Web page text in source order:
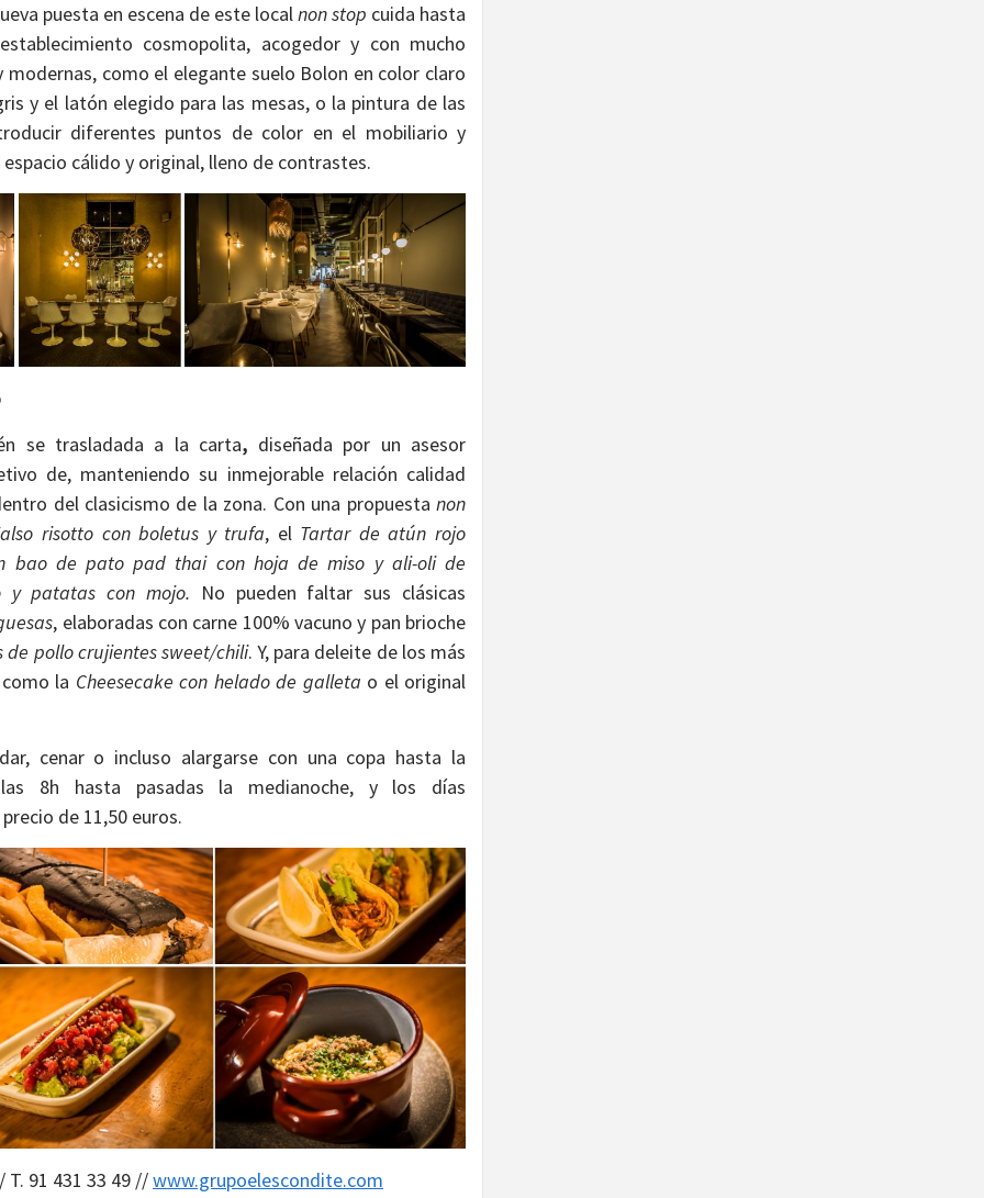
puesta en escena de este localnon stop cuida hasta
cosmopolita, acogedor y con mucho
como el elegante suelo Bolon en color claro
y el latón elegido para las mesas, o la pintura de las
diferentes puntos de color en el mobiliario y
cálido y original, lleno de contrastes.
se trasladada a la carta, diseñada por un asesor
de, manteniendo su inmejorable relación calidad
del clasicismo de la zona. Con una propuesta non
risotto con boletus y trufa, el Tartar de atún rojo
bao de pato pad thai con hoja de miso y ali-oli de
y patatas con mojo. No pueden faltar sus clásicas
, elaboradas con carne 100% vacuno y pan brioche
de pollo crujientes sweet/chili. Y, para deleite de los más
la Cheesecake con helado de galleta o el original
cenar o incluso alargarse con una copa hasta la
8h hasta pasadas la medianoche, y los días
de 11,50 euros.
T. 91 431 33 49 //www.grupoelescondite.com